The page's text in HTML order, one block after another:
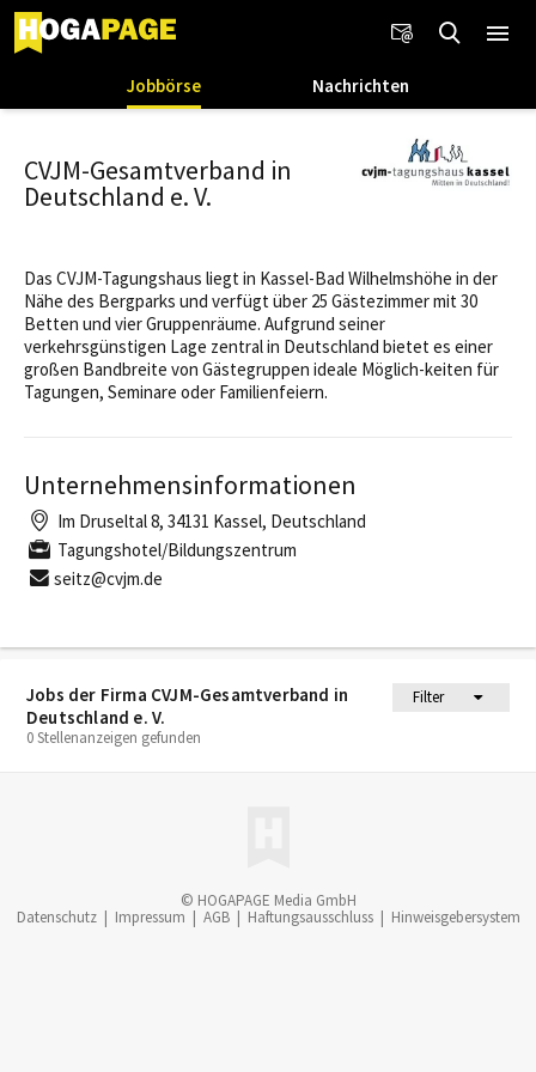
Jobbörse Nachrichten
Jobs der Firma CVJM-Gesamtverband in
Deutschland e. V.
Filter
0 Stellenanzeigen gefunden
CVJM-Gesamtverband in
Deutschland e. V.
Das CVJM-Tagungshaus liegt in Kassel-Bad Wilhelmshöhe in der
Nähe des Bergparks und verfügt über 25 Gästezimmer mit 30
Betten und vier Gruppenräume. Aufgrund seiner
verkehrsgünstigen Lage zentral in Deutschland bietet es einer
großen Bandbreite von Gästegruppen ideale Möglich-keiten für
Tagungen, Seminare oder Familienfeiern.
Unternehmensinformationen
Im Druseltal 8, 34131 Kassel, Deutschland
Tagungshotel/Bildungszentrum
seitz@cvjm.de
© HOGAPAGE Media GmbH
Datenschutz | Impressum | AGB | Haftungsausschluss | Hinweisgebersystem